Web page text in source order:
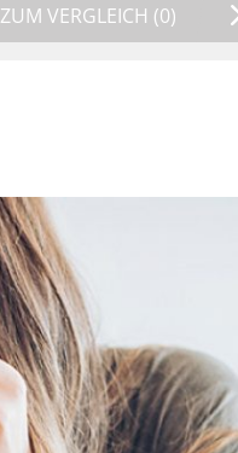
ZUM VERGLEICH (0)